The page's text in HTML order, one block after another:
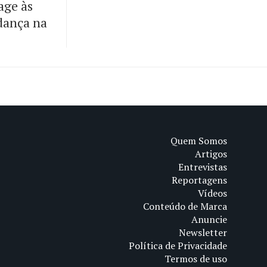
às
na
Quem Somos
Artigos
Entrevistas
Reportagens
Vídeos
Conteúdo de Marca
Anuncie
Newsletter
Política de Privacidade
Termos de uso